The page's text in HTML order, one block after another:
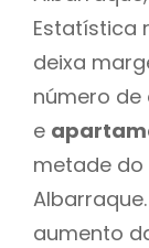
Estatística
deixa
número de
e
metade do
aumento